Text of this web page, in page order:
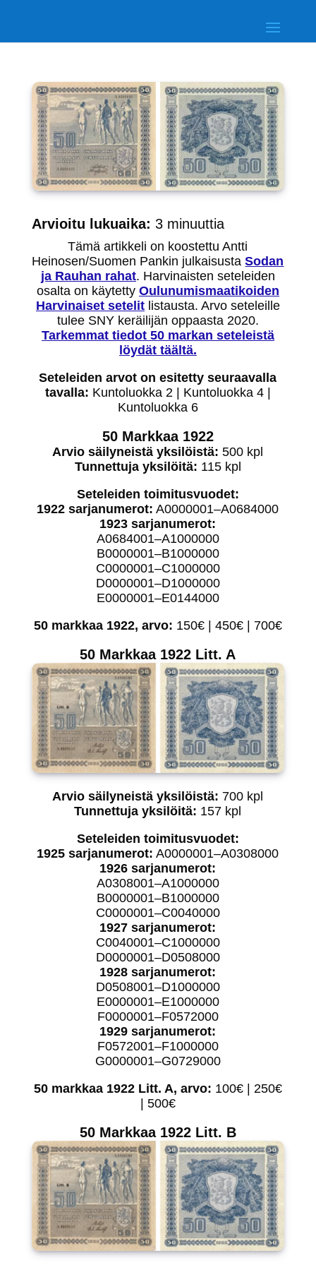
Arvioitu lukuaika: 3 minuuttia
Tämä artikkeli on koostettu Antti
Heinosen/Suomen Pankin julkaisustaSodan
ja Rauhan rahat. Harvinaisten seteleiden
osalta on käytetty Oulunumismaatikoiden
Harvinaiset setelitlistausta. Arvo seteleille
tulee SNY keräilijän oppaasta 2020.
Tarkemmat tiedot 50 markan seteleistä
löydät täältä.
Seteleiden arvot on esitetty seuraavalla
tavalla: Kuntoluokka 2 | Kuntoluokka 4 |
Kuntoluokka 6
50 Markkaa 1922
Arvio säilyneistä yksilöistä: 500 kpl
Tunnettuja yksilöitä: 115 kpl
Seteleiden toimitusvuodet:
1922 sarjanumerot: A0000001–A0684000
1923 sarjanumerot:
A0684001–A1000000
B0000001–B1000000
C0000001–C1000000
D0000001–D1000000
E0000001–E0144000
50 markkaa 1922, arvo: 150€ | 450€ | 700€
50 Markkaa 1922 Litt. A
Arvio säilyneistä yksilöistä: 700 kpl
Tunnettuja yksilöitä: 157 kpl
Seteleiden toimitusvuodet:
1925 sarjanumerot: A0000001–A0308000
1926 sarjanumerot:
A0308001–A1000000
B0000001–B1000000
C0000001–C0040000
1927 sarjanumerot:
C0040001–C1000000
D0000001–D0508000
1928 sarjanumerot:
D0508001–D1000000
E0000001–E1000000
F0000001–F0572000
1929 sarjanumerot:
F0572001–F1000000
G0000001–G0729000
50 markkaa 1922 Litt. A, arvo: 100€ | 250€
| 500€
50 Markkaa 1922 Litt. B